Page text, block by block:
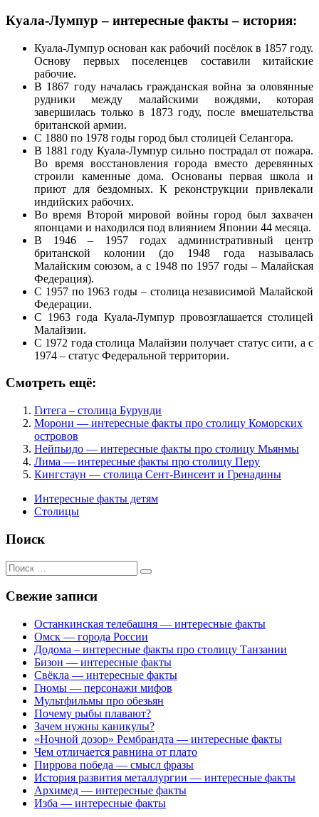
Куала-Лумпур – интересные факты – история:
Куала-Лумпур основан как рабочий посёлок в 1857 году.
Основу первых поселенцев составили китайские
рабочие.
В 1867 году началась гражданская война за оловянные
рудники между малайскими вождями, которая
завершилась только в 1873 году, после вмешательства
британской армии.
С 1880 по 1978 годы город был столицей Селангора.
В 1881 году Куала-Лумпур сильно пострадал от пожара.
Во время восстановления города вместо деревянных
строили каменные дома. Основаны первая школа и
приют для бездомных. К реконструкции привлекали
индийских рабочих.
Во время Второй мировой войны город был захвачен
японцами и находился под влиянием Японии 44 месяца.
В 1946 – 1957 годах административный центр
британской колонии (до 1948 года называлась
Малайским союзом, а с 1948 по 1957 годы – Малайская
Федерация).
С 1957 по 1963 годы – столица независимой Малайской
Федерации.
С 1963 года Куала-Лумпур провозглашается столицей
Малайзии.
С 1972 года столица Малайзии получает статус сити, а с
1974 – статус Федеральной территории.
Смотреть ещё:
Гитега – столица Бурунди
Морони — интересные факты про столицу Коморских
островов
Нейпьидо — интересные факты про столицу Мьянмы
Лима — интересные факты про столицу Перу
Кингстаун — столица Сент-Винсент и Гренадины
Интересные факты детям
Столицы
Поиск
Поиск
для:
Свежие записи
Останкинская телебашня — интересные факты
Омск — города России
Додома – интересные факты про столицу Танзании
Бизон — интересные факты
Свёкла — интересные факты
Гномы — персонажи мифов
Мультфильмы про обезьян
Почему рыбы плавают?
Зачем нужны каникулы?
«Ночной дозор» Рембрандта — интересные факты
Чем отличается равнина от плато
Пиррова победа — смысл фразы
История развития металлургии — интересные факты
Архимед — интересные факты
Изба — интересные факты